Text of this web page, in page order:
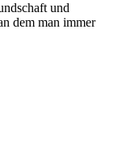
und
dem man immer